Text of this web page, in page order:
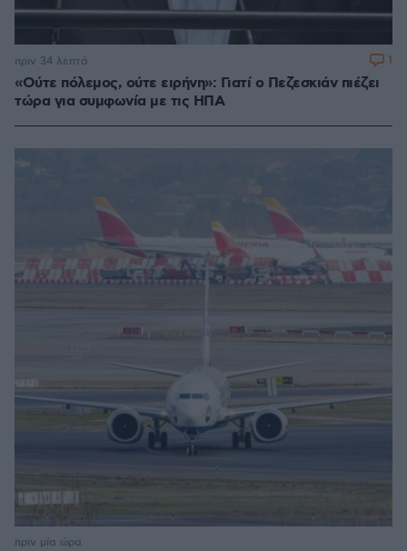
«Ούτε πόλεμος, ούτε ειρήνη»: Γιατί ο Πεζεσκιάν πιέζει
τώρα για συμφωνία με τις ΗΠΑ
πριν 34 λεπτά 1
πριν μία ώρα